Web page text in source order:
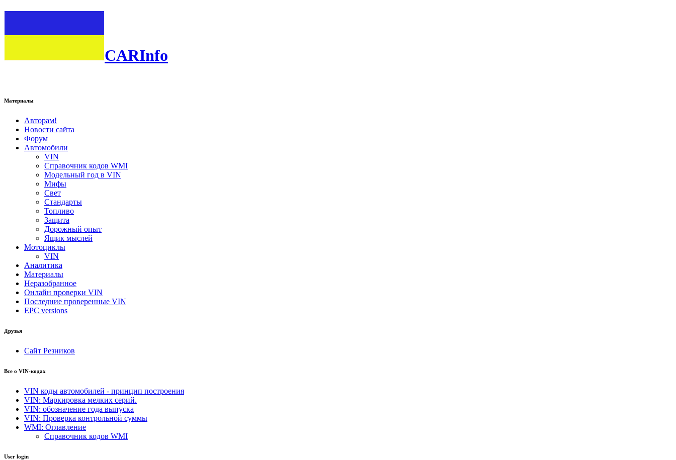
CARInfo
Материалы
Авторам!
Новости сайта
Форум
Автомобили
VIN
Справочник кодов WMI
Модельный год в VIN
Мифы
Свет
Стандарты
Топливо
Защита
Дорожный опыт
Ящик мыслей
Мотоциклы
VIN
Аналитика
Материалы
Неразобранное
Онлайн проверки VIN
Последние проверенные VIN
EPC versions
Друзья
Сайт Резников
Все о VIN-кодах
VIN коды автомобилей - принцип построения
VIN: Маркировка мелких серий.
VIN: обозначение года выпуска
VIN: Проверка контрольной суммы
WMI: Оглавление
Справочник кодов WMI
User login